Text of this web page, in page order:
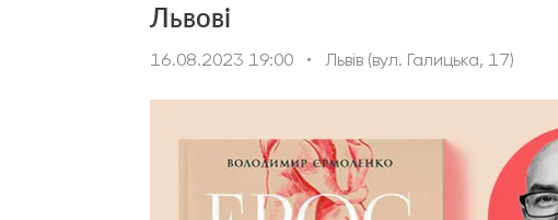
Львові
16.08.2023 19:00 • Львів (вул. Галицька, 17)